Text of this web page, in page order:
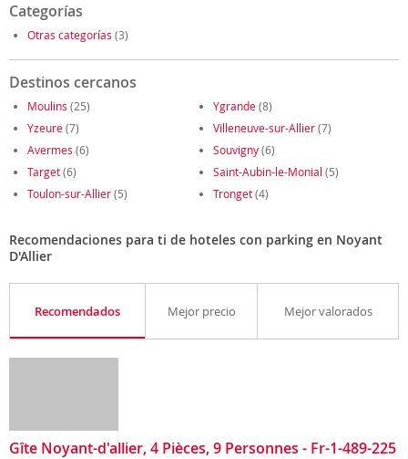
Categorías
Otras categorías (3)
Destinos cercanos
Moulins (25) Ygrande(8)
Yzeure(7) Villeneuve-sur-Allier(7)
Avermes (6) Souvigny(6)
Target(6) Saint-Aubin-le-Monial (5)
Toulon-sur-Allier(5) Tronget(4)
Recomendaciones para ti de hoteles con parking en Noyant
D'Allier
Recomendados Mejor precio Mejor valorados
Gîte Noyant-d'allier, 4 Pièces, 9 Personnes - Fr-1-489-225